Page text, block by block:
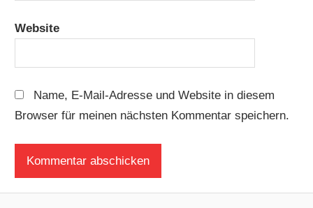
Website
Name, E-Mail-Adresse und Website in diesem
Browser für meinen nächsten Kommentar speichern.